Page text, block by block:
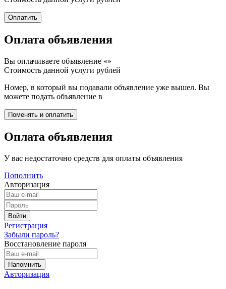
Оплата объявления
Вы оплачиваете объявление «»
Стоимость данной услуги рублей
Номер, в который вы подавали объявление уже вышел. Вы
можете подать объявление в
Оплата объявления
У вас недостаточно средств для оплаты объявления
Пополнить
Авторизация
Регистрация
Забыли пароль?
Восстановление пароля
Авторизация